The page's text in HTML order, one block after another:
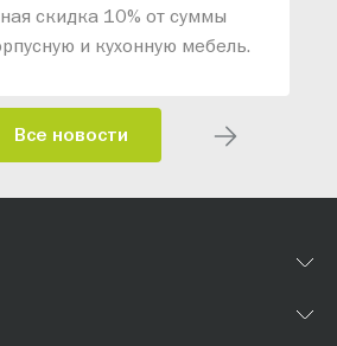
скидка 10% от суммы
и кухонную мебель.
Все новости